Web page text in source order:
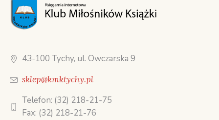
43-100 Tychy, ul. Owczarska 9
sklep@kmktychy.pl
Telefon: (32) 218-21-75
Fax: (32) 218-21-76